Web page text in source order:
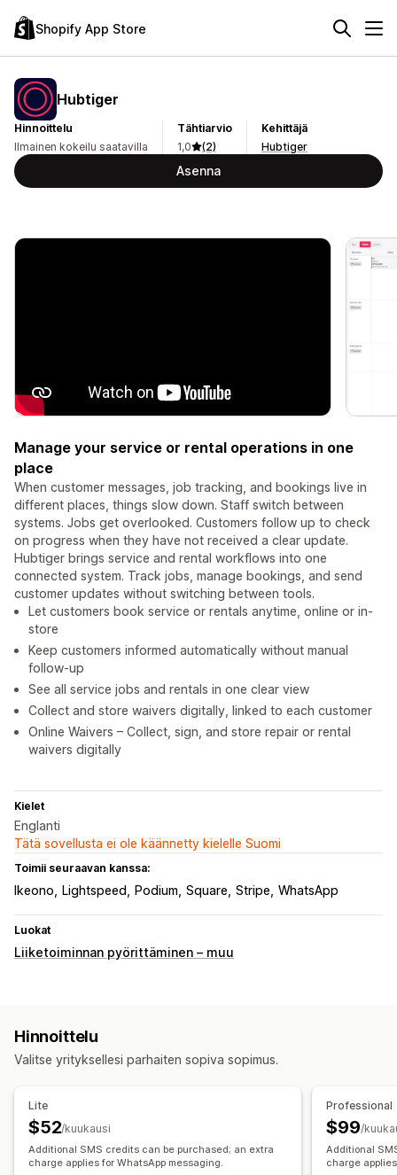
Shopify App Store
Hubtiger
Hinnoittelu
Ilmainen kokeilu saatavilla
Tähtiarvio
1,0
(2)
Kehittäjä
Hubtiger
Asenna
Manage your service or rental operations in one
place
When customer messages, job tracking, and bookings live in
different places, things slow down. Staff switch between
systems. Jobs get overlooked. Customers follow up to check
on progress when they have not received a clear update.
Hubtiger brings service and rental workflows into one
connected system. Track jobs, manage bookings, and send
customer updates without switching between tools.
Let customers book service or rentals anytime, online or in-
store
Keep customers informed automatically without manual
follow-up
See all service jobs and rentals in one clear view
Collect and store waivers digitally, linked to each customer
Online Waivers – Collect, sign, and store repair or rental
waivers digitally
Kielet
Englanti
Tätä sovellusta ei ole käännetty kielelle Suomi
Toimii seuraavan kanssa:
Ikeono Lightspeed Podium Square Stripe WhatsApp
Luokat
Liiketoiminnan pyörittäminen – muu
Hinnoittelu
Valitse yrityksellesi parhaiten sopiva sopimus.
Lite
$52/kuukausi
Additional SMS credits can be purchased; an extra
charge applies for WhatsApp messaging.
Professional
$99/
Additional
charge